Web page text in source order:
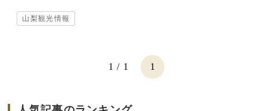
山梨観光情報
1 / 1 1